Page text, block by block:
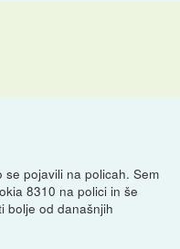
pojavili na policah. Sem
8310 na polici in še
bolje od današnjih